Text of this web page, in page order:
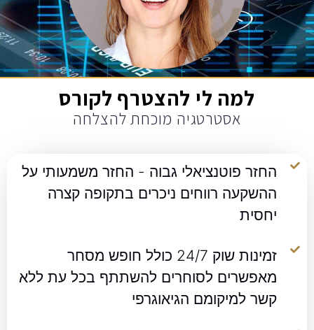
למה לי להצטרף לקורס
אסטרטגיה מוכחת להצלחה
החזר פוטנציאלי גבוה - החזר משמעותי על
ההשקעה רווחים ניכרים בתקופה קצרה
יחסית
זמינות שוק 24/7 כולל חופש מסחר
מאפשרים לסוחרים להשתתף בכל עת ללא
קשר למיקומם הגיאוגרפי